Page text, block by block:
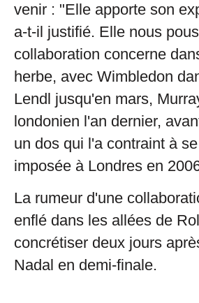
venir : "Elle apporte son
a-t-il justifié. Elle nous
collaboration concerne
herbe, avec Wimbledon
Lendl jusqu'en mars,
londonien l'an dernier,
un dos qui l'a contraint à
imposée à Londres en
La rumeur d'une
enflé dans les allées de
concrétiser deux jours
Nadal en demi-finale.